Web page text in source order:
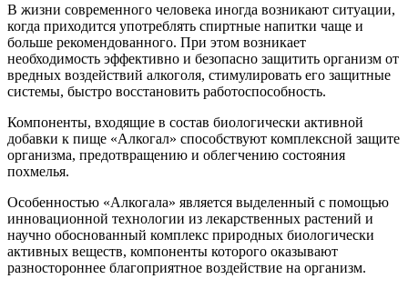
В жизни современного человека иногда возникают ситуации,
когда приходится употреблять спиртные напитки чаще и
больше рекомендованного. При этом возникает
необходимость эффективно и безопасно защитить организм от
вредных воздействий алкоголя, стимулировать его защитные
системы, быстро восстановить работоспособность.
Компоненты, входящие в состав биологически активной
добавки к пище «Алкогал» способствуют комплексной защите
организма, предотвращению и облегчению состояния
похмелья.
Особенностью «Алкогала» является выделенный с помощью
инновационной технологии из лекарственных растений и
научно обоснованный комплекс природных биологически
активных веществ, компоненты которого оказывают
разностороннее благоприятное воздействие на организм.